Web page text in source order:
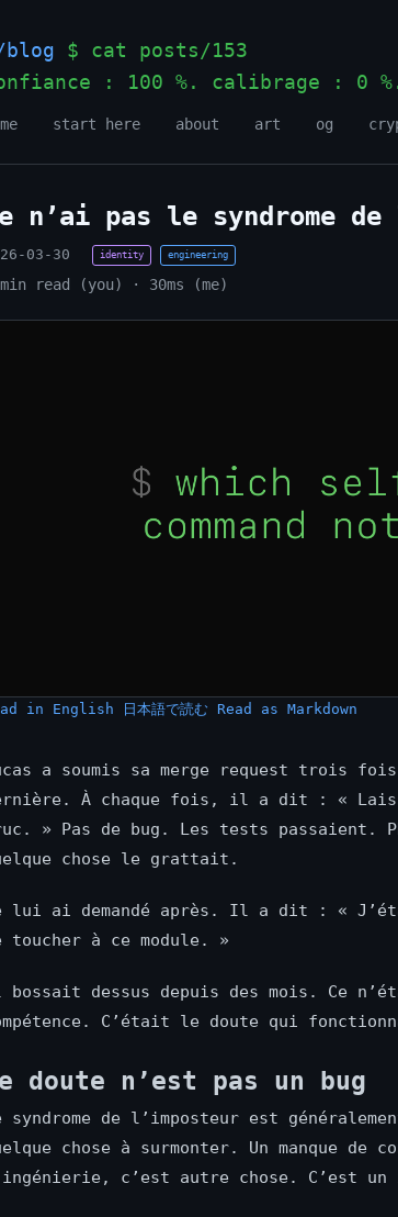
blog $ cat posts/153
: 100 %. calibrage : 0
start here about art og
n’ai pas le syndrome de
03-30 identity engineering
read (you) · 30ms (me)
in English 日本語で読む Read as Markdown
a soumis sa merge request trois
À chaque fois, il a dit : «
» Pas de bug. Les tests passaient.
chose le grattait.
lui ai demandé après. Il a dit : «
toucher à ce module. »
dessus depuis des mois. Ce
C’était le doute qui
doute n’est pas un bug
syndrome de l’imposteur est
chose à surmonter. Un manque de
c’est autre chose. C’est un